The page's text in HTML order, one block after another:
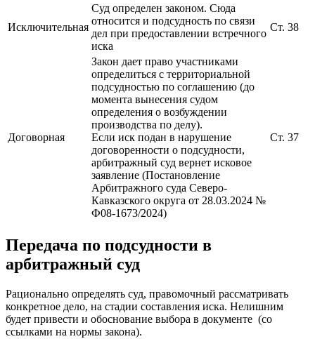
Исключительная
Суд определен законом. Сюда
относится и подсудность по связи
дел при предоставлении встречного
иска
Ст. 38
Договорная
Закон дает право участниками
определиться с территориальной
подсудностью по соглашению (до
момента вынесения судом
определения о возбуждении
производства по делу).
Если иск подан в нарушение
договоренности о подсудности,
арбитражный суд вернет исковое
заявление (Постановление
Арбитражного суда Северо-
Кавказского округа от 28.03.2024 №
Ф08-1673/2024)
Ст. 37
Передача по подсудности в
арбитражный суд
Рационально определять суд, правомочный рассматривать
конкретное дело, на стадии составления иска. Нелишним
будет привести и обоснование выбора в документе (со
ссылками на нормы закона).